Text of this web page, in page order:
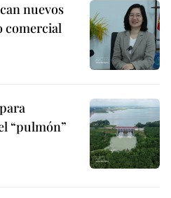
nuevos
comercial
“pulmón”